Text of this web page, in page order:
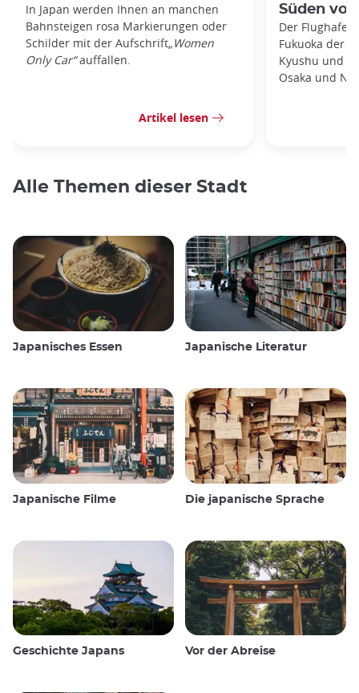
In Japan werden Ihnen an manchen
Bahnsteigen rosa Markierungen oder
Schilder mit der Aufschrift„Women
Only Car“auffallen.
Artikel lesen
Süden
Der Flughafen
Fukuoka der
Kyushu und
Osaka und
Alle Themen dieser Stadt
Japanisches Essen Japanische Literatur
Japanische Filme Die japanische Sprache
Geschichte Japans Vor der Abreise